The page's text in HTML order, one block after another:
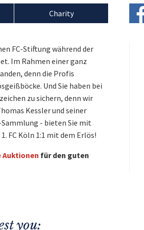
FC-Stiftung während der
Im Rahmen einer ganz
denn die Profis
Und Sie haben bei
zu sichern, denn wir
Kessler und seiner
- bieten Sie mit
FC Köln 1:1 mit dem Erlös!
für den guten
Charity
you: